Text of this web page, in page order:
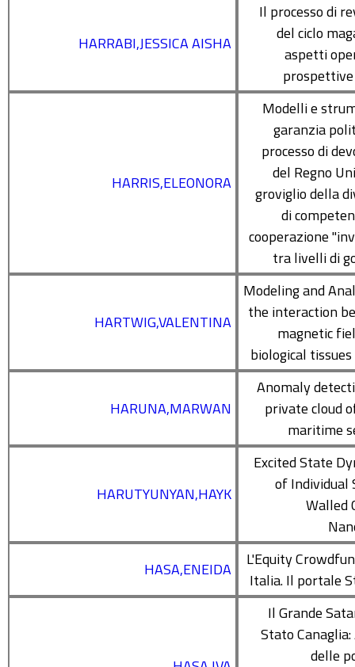
HARRABI,JESSICA AISHA
Il processo di
del ciclo
aspetti
HARRIS,ELEONORA
Modelli e
garanzia
processo di
del Regno
groviglio della
di
cooperazione
tra livelli di
HARTWIG,VALENTINA
Modeling and
the interaction
magnetic
biological
HARUNA,MARWAN
Anomaly
private cloud
maritime
HARUTYUNYAN,HAYK
Excited State
of Individual
Walled
HASA,ENEIDA
L'Equity
Italia. Il portale
Il Grande
Stato
delle